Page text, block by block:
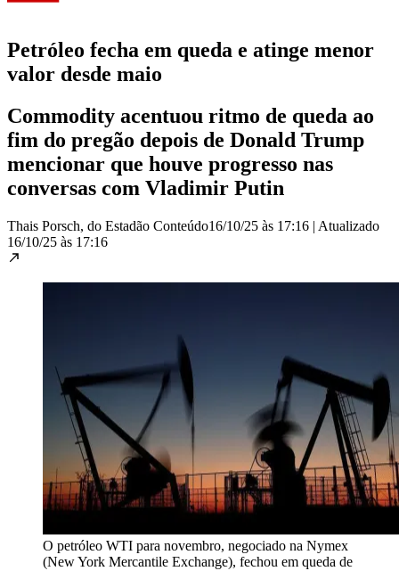
Petróleo fecha em queda e atinge menor
valor desde maio
Commodity acentuou ritmo de queda ao
fim do pregão depois de Donald Trump
mencionar que houve progresso nas
conversas com Vladimir Putin
Thais Porsch, do Estadão Conteúdo16/10/25 às 17:16 | Atualizado
16/10/25 às 17:16
O petróleo WTI para novembro, negociado na Nymex
(New York Mercantile Exchange), fechou em queda de